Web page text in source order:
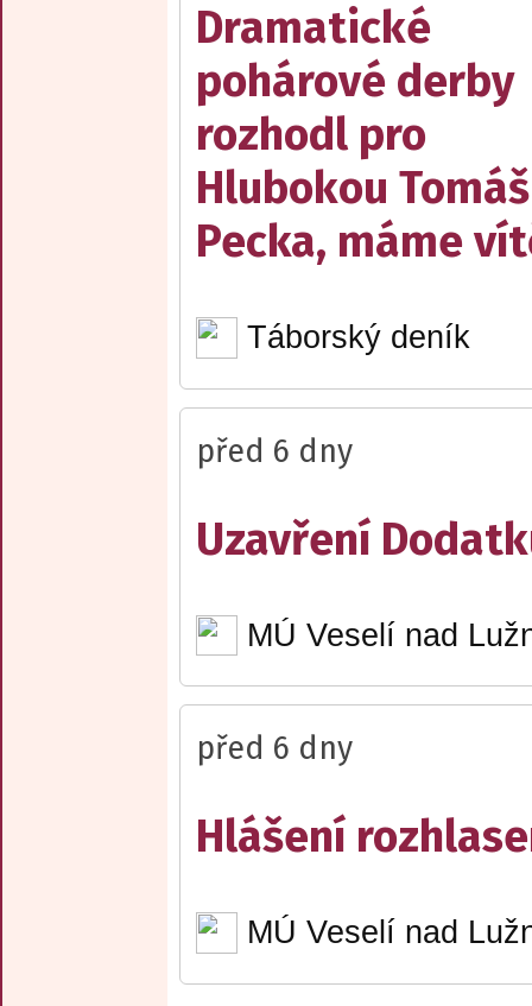
Dramatické
pohárové derby
rozhodl pro
Hlubokou Tomáš
Pecka, máme
Táborský deník
před 6 dny
Uzavření
MÚ Veselí nad
před 6 dny
Hlášení
MÚ Veselí nad